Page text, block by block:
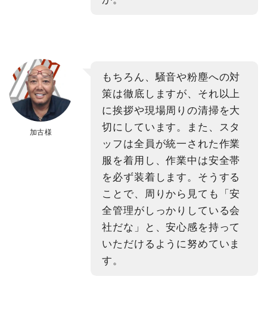
加古様
もちろん、騒音や粉塵への対
策は徹底しますが、それ以上
に挨拶や現場周りの清掃を大
切にしています。また、スタ
ッフは全員が統一された作業
服を着用し、作業中は安全帯
を必ず装着します。そうする
ことで、周りから見ても「安
全管理がしっかりしている会
社だな」と、安心感を持って
いただけるように努めていま
す。